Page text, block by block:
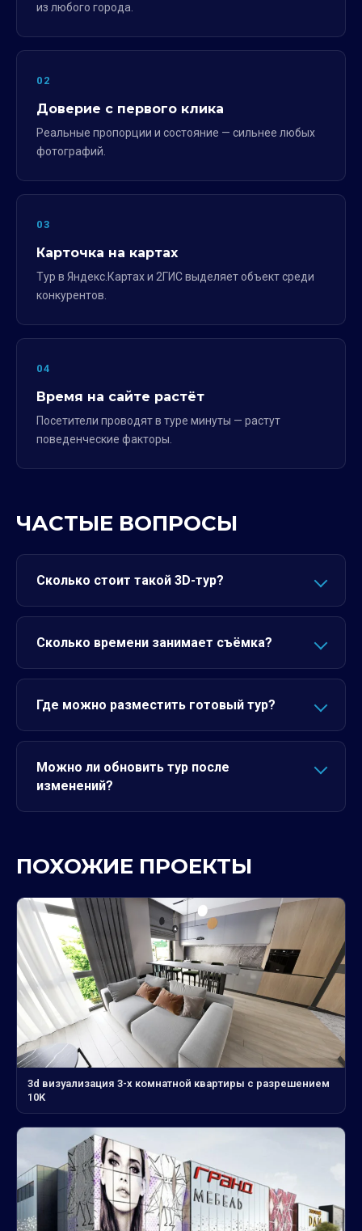
из любого города.
02
Доверие с первого клика
Реальные пропорции и состояние — сильнее любых
фотографий.
03
Карточка на картах
Тур в Яндекс.Картах и 2ГИС выделяет объект среди
конкурентов.
04
Время на сайте растёт
Посетители проводят в туре минуты — растут
поведенческие факторы.
ЧАСТЫЕ ВОПРОСЫ
Сколько стоит такой 3D-тур?
Сколько времени занимает съёмка?
Где можно разместить готовый тур?
Можно ли обновить тур после
изменений?
ПОХОЖИЕ ПРОЕКТЫ
3d визуализация 3-х комнатной квартиры с разрешением
10K